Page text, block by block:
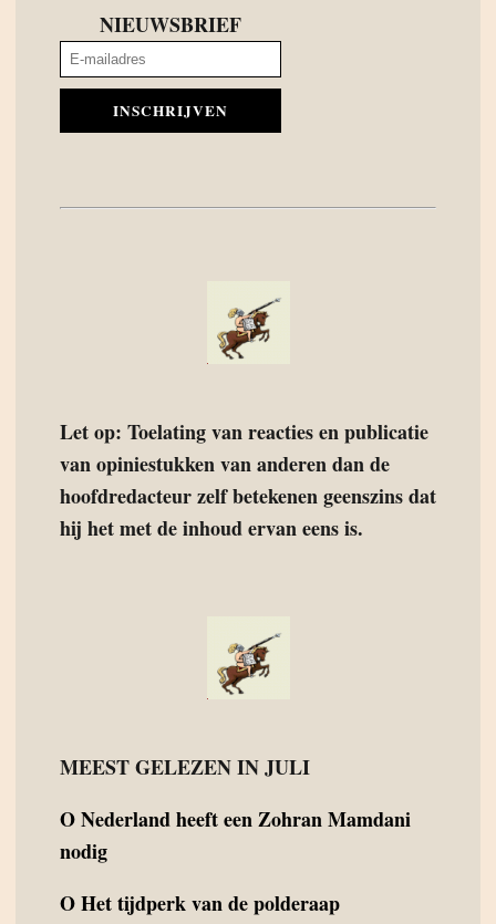
NIEUWSBRIEF
INSCHRIJVEN
Let op: Toelating van reacties en publicatie
van opiniestukken van anderen dan de
hoofdredacteur zelf betekenen geenszins dat
hij het met de inhoud ervan eens is.
MEEST GELEZEN IN JULI
ONederland heeft een Zohran Mamdani
nodig
OHet tijdperk van de polderaap